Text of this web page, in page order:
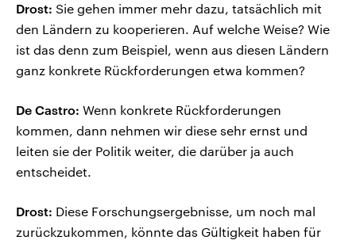
Drost: Sie gehen immer mehr dazu, tatsächlich mit
den Ländern zu kooperieren. Auf welche Weise? Wie
ist das denn zum Beispiel, wenn aus diesen Ländern
ganz konkrete Rückforderungen etwa kommen?
De Castro: Wenn konkrete Rückforderungen
kommen, dann nehmen wir diese sehr ernst und
leiten sie der Politik weiter, die darüber ja auch
entscheidet.
Drost: Diese Forschungsergebnisse, um noch mal
zurückzukommen, könnte das Gültigkeit haben für